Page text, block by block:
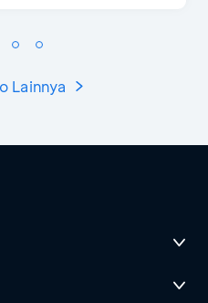
Lainnya